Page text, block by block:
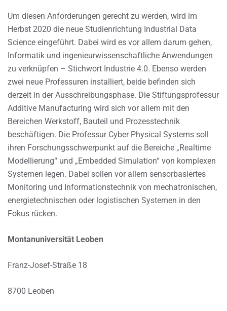
Um diesen Anforderungen gerecht zu werden, wird im
Herbst 2020 die neue Studienrichtung Industrial Data
Science eingeführt. Dabei wird es vor allem darum gehen,
Informatik und ingenieurwissenschaftliche Anwendungen
zu verknüpfen – Stichwort Industrie 4.0. Ebenso werden
zwei neue Professuren installiert, beide befinden sich
derzeit in der Ausschreibungsphase. Die Stiftungsprofessur
Additive Manufacturing wird sich vor allem mit den
Bereichen Werkstoff, Bauteil und Prozesstechnik
beschäftigen. Die Professur Cyber Physical Systems soll
ihren Forschungsschwerpunkt auf die Bereiche „Realtime
Modellierung“ und „Embedded Simulation“ von komplexen
Systemen legen. Dabei sollen vor allem sensorbasiertes
Monitoring und Informationstechnik von mechatronischen,
energietechnischen oder logistischen Systemen in den
Fokus rücken.
Montanuniversität Leoben
Franz-Josef-Straße 18
8700 Leoben